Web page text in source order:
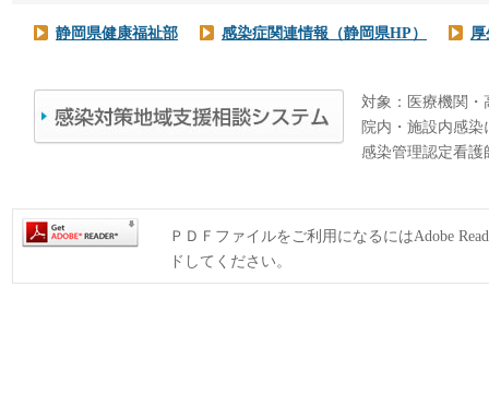
静岡県健康福祉部 感染症関連情報（静岡県HP）
対象：医療機関・
院内・施設内感
感染管理認定看
ＰＤＦファイルをご利用になるにはAdobe
ドしてください。